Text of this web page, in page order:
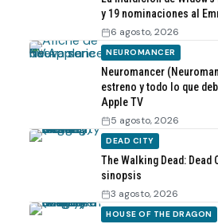
y 19 nominaciones al
6 agosto, 2026
NEUROMANCER
Neuromancer
estreno y todo lo que
Apple TV
5 agosto, 2026
DEAD CITY
The Walking Dead:
sinopsis
3 agosto, 2026
HOUSE OF THE DRAGON